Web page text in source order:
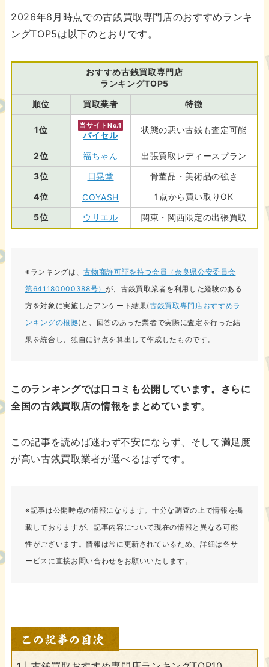
2026年8月時点での古銭買取専門店のおすすめランキ
ングTOP5は以下のとおりです。
おすすめ古銭買取専門店
ランキングTOP5
順位
買取業者 特徴
1位 当サイトNo.1
バイセル
状態の悪い古銭も査定可能
2位 福ちゃん
出張買取レディースプラン
3位
日晃堂
骨董品・美術品の強さ
4位
COYASH
1点から買い取りOK
5位
ウリエル 関東・関西限定の出張買取
※ランキングは、古物商許可証を持つ会員（奈良県公安委員会
第641180000388号） が、古銭買取業者を利用した経験のある
方を対象に実施したアンケート結果(古銭買取専門店おすすめラ
ンキングの根拠)と、回答のあった業者で実際に査定を行った結
果を統合し、独自に評点を算出して作成したものです。
このランキングでは口コミも公開しています。さらに
全国の古銭買取店の情報をまとめています。
この記事を読めば迷わず不安にならず、そして満足度
が高い古銭買取業者が選べるはずです。
※記事は公開時点の情報になります。十分な調査の上で情報を掲
載しておりますが、記事内容について現在の情報と異なる可能
性がございます。情報は常に更新されているため、詳細は各サ
ービスに直接お問い合わせをお願いいたします。